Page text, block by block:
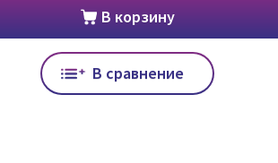
В корзину
В сравнение